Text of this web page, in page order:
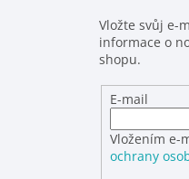
Vložte svůj e-
informace o
shopu.
E-mail
Vložením e-
ochrany